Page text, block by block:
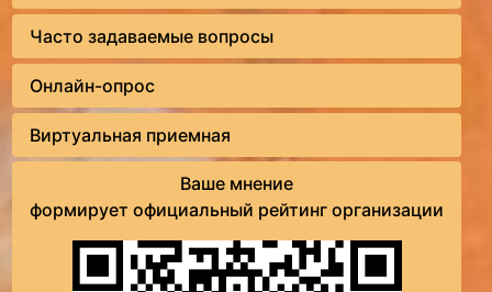
Часто задаваемые вопросы
Онлайн-опрос
Виртуальная приемная
Ваше мнение
формирует официальный рейтинг организации